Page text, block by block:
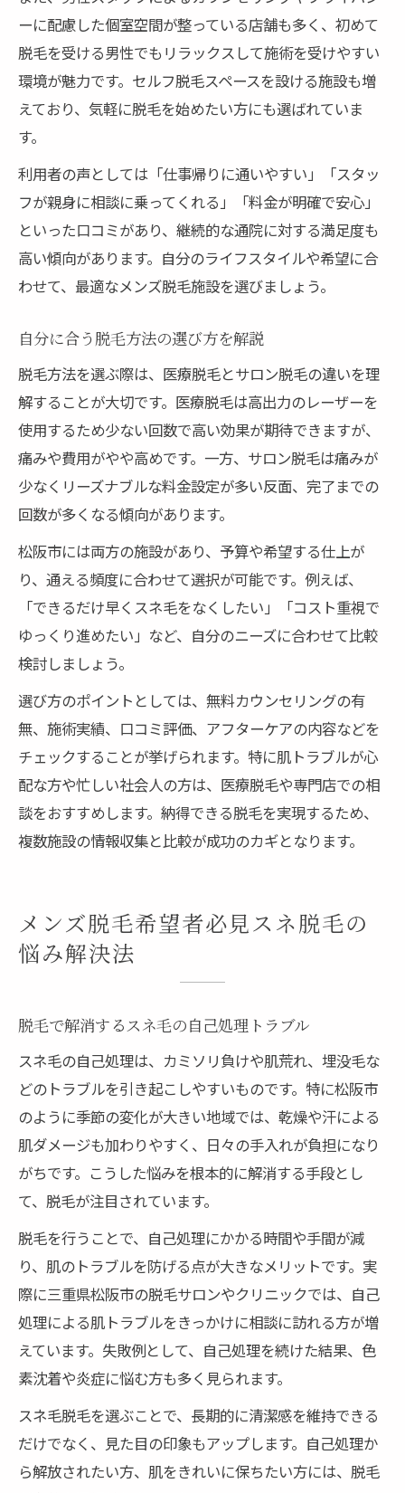
ーに配慮した個室空間が整っている店舗も多く、初めて
脱毛を受ける男性でもリラックスして施術を受けやすい
環境が魅力です。セルフ脱毛スペースを設ける施設も増
えており、気軽に脱毛を始めたい方にも選ばれていま
す。
利用者の声としては「仕事帰りに通いやすい」「スタッ
フが親身に相談に乗ってくれる」「料金が明確で安心」
といった口コミがあり、継続的な通院に対する満足度も
高い傾向があります。自分のライフスタイルや希望に合
わせて、最適なメンズ脱毛施設を選びましょう。
自分に合う脱毛方法の選び方を解説
脱毛方法を選ぶ際は、医療脱毛とサロン脱毛の違いを理
解することが大切です。医療脱毛は高出力のレーザーを
使用するため少ない回数で高い効果が期待できますが、
痛みや費用がやや高めです。一方、サロン脱毛は痛みが
少なくリーズナブルな料金設定が多い反面、完了までの
回数が多くなる傾向があります。
松阪市には両方の施設があり、予算や希望する仕上が
り、通える頻度に合わせて選択が可能です。例えば、
「できるだけ早くスネ毛をなくしたい」「コスト重視で
ゆっくり進めたい」など、自分のニーズに合わせて比較
検討しましょう。
選び方のポイントとしては、無料カウンセリングの有
無、施術実績、口コミ評価、アフターケアの内容などを
チェックすることが挙げられます。特に肌トラブルが心
配な方や忙しい社会人の方は、医療脱毛や専門店での相
談をおすすめします。納得できる脱毛を実現するため、
複数施設の情報収集と比較が成功のカギとなります。
メンズ脱毛希望者必見スネ脱毛の
悩み解決法
脱毛で解消するスネ毛の自己処理トラブル
スネ毛の自己処理は、カミソリ負けや肌荒れ、埋没毛な
どのトラブルを引き起こしやすいものです。特に松阪市
のように季節の変化が大きい地域では、乾燥や汗による
肌ダメージも加わりやすく、日々の手入れが負担になり
がちです。こうした悩みを根本的に解消する手段とし
て、脱毛が注目されています。
脱毛を行うことで、自己処理にかかる時間や手間が減
り、肌のトラブルを防げる点が大きなメリットです。実
際に三重県松阪市の脱毛サロンやクリニックでは、自己
処理による肌トラブルをきっかけに相談に訪れる方が増
えています。失敗例として、自己処理を続けた結果、色
素沈着や炎症に悩む方も多く見られます。
スネ毛脱毛を選ぶことで、長期的に清潔感を維持できる
だけでなく、見た目の印象もアップします。自己処理か
ら解放されたい方、肌をきれいに保ちたい方には、脱毛